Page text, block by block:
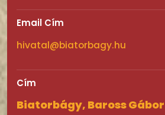
Email Cím
hivatal@biatorbagy.hu
Cím
Biatorbágy, Baross